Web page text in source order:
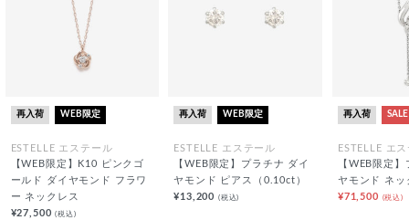
再入荷 WEB限定
ESTELLE エステール
【WEB限定】K10 ピンクゴ
ールド ダイヤモンド フラワ
ー ネックレス
¥27,500(税込)
再入荷 WEB限定
ESTELLE エステール
【WEB限定】プラチナ ダイ
ヤモンド ピアス（0.10ct）
¥13,200 (税込)
再入荷 SALE
ESTELLE エ
【WEB限定
ヤモンド ネッ
¥71,500 (税込)